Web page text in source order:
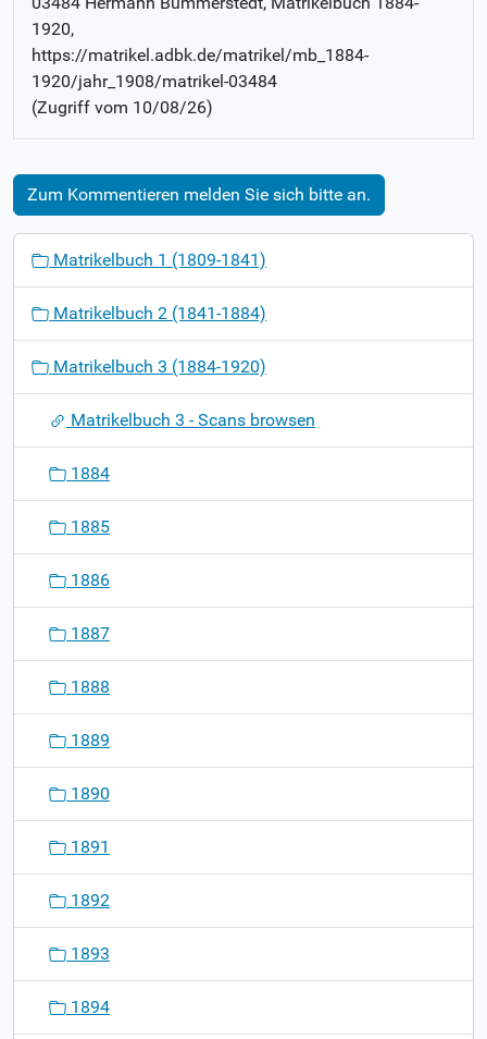
1920,
https://matrikel.adbk.de/matrikel/mb_1884-
1920/jahr_1908/matrikel-03484
(Zugriff vom 10/08/26)
Zum Kommentieren melden Sie sich bitte an.
o
Matrikelbuch 1 (1809-1841)
Matrikelbuch 2 (1841-1884)
Matrikelbuch 3 (1884-1920)
Matrikelbuch 3 - Scans browsen
1884
1885
1886
1887
1888
1889
1890
1891
1892
1893
1894